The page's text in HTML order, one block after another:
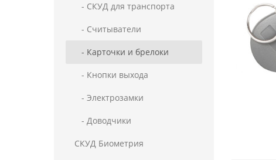
- СКУД для транспорта
- Считыватели
- Карточки и брелоки
- Кнопки выхода
- Электрозамки
- Доводчики
СКУД Биометрия